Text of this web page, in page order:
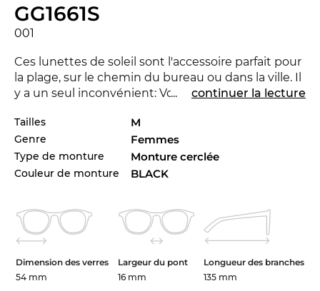
GG1661S
001
Ces lunettes de soleil sont l'accessoire parfait pour
la plage, sur le chemin du bureau ou dans la ville. Il
y a un seul inconvénient: Vous attirez
nouvelle dans le marché 2024, pour rester à la
pointe du progrès. Le GG1661S est aussi disponible
dans autres styles des collectionnes de la marque
Guccide 2023 et 2024 à la boutique d’Edel-Optics
Avec cette monture les designers adressent
surtout lesdames
qui vivent dans les villes du
est le plus important. Leplastiqueest un matériau
très facile et flexible. Ca signifie une longue durée
... continuer la lecture
Tailles M
Genre Femmes
Type de monture Monture cerclée
Couleur de monture BLACK
Dimension des verres
54 mm
Largeur du pont
16 mm
Longueur des branches
135 mm